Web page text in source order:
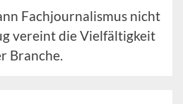
Fachjournalismus nicht
vereint die Vielfältigkeit
Branche.